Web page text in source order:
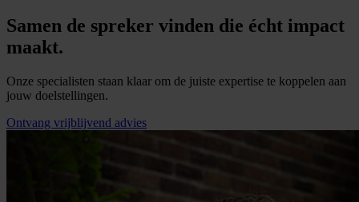
Samen de spreker vinden die écht impact
maakt.
Onze specialisten staan klaar om de juiste expertise te koppelen aan
jouw doelstellingen.
Ontvang vrijblijvend advies